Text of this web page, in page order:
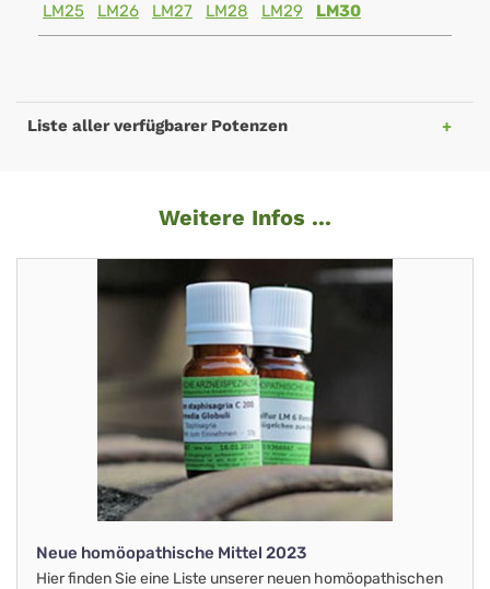
LM25
LM26 LM27 LM28 LM29 LM30
Liste aller verfügbarer Potenzen
Weitere Infos ...
Neue homöopathische Mittel 2023
Hier finden Sie eine Liste unserer neuen homöopathischen